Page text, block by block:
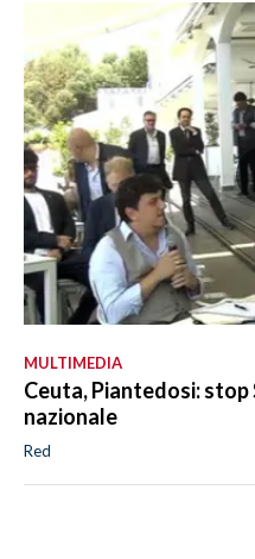
MULTIMEDIA
Ceuta, Piantedosi: stop
nazionale
Red